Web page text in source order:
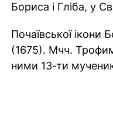
Бориса і Гліба, у
Прп. Полікарпа,
Почаївської ікони
(1675). Мчч.
ними 13-ти